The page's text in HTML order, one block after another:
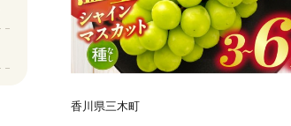
三木町 訳あり ご家庭用
29
香川県三木町